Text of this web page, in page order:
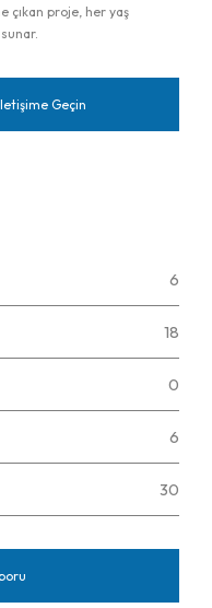
çıkan proje, her yaş
Geçin
6
18
0
6
30